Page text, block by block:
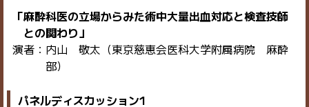
「麻酔科医の立場からみた術中大量出血対応と検査技師
との関わり」
演者：内山 敬太（東京慈恵会医科大学附属病院 麻酔
部）
パネルディスカッション1